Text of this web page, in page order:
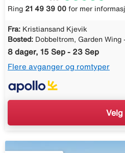
Ring 21 49 39 00 for mer
Fra: Kristiansand Kjevik
Bosted: Dobbeltrom, Garden
8 dager, 15 Sep - 23 Sep
Flere avganger og romtyper
Velg